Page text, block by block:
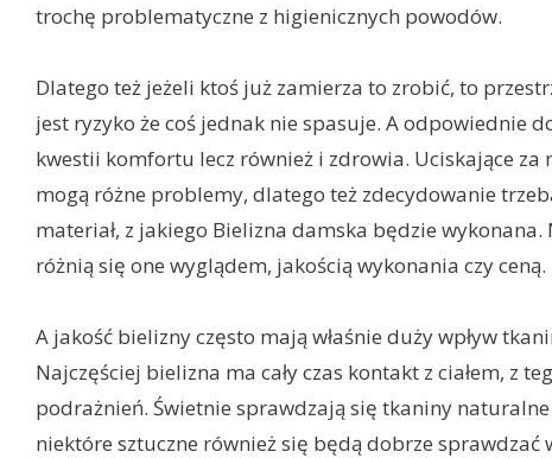
trochę problematyczne z higienicznych powodów.
Dlatego też jeżeli ktoś już zamierza to zrobić, to
jest ryzyko że coś jednak nie spasuje. A odpowiednie
kwestii komfortu lecz również i zdrowia. Uciskające
mogą różne problemy, dlatego też zdecydowanie
materiał, z jakiego Bielizna damska będzie
różnią się one wyglądem, jakością wykonania czy ceną.
A jakość bielizny często mają właśnie duży wpływ
Najczęściej bielizna ma cały czas kontakt z ciałem, z
podrażnień. Świetnie sprawdzają się tkaniny
niektóre sztuczne również się będą dobrze